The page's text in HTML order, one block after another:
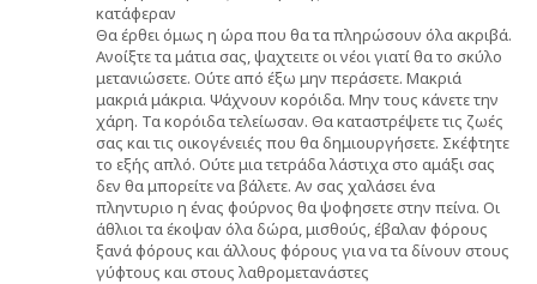
κατάφεραν
Θα έρθει όμως η ώρα που θα τα πληρώσουν όλα ακριβά.
Ανοίξτε τα μάτια σας, ψαχτειτε οι νέοι γιατί θα το σκύλο
μετανιώσετε. Ούτε από έξω μην περάσετε. Μακριά
μακριά μάκρια. Ψάχνουν κορόιδα. Μην τους κάνετε την
χάρη. Τα κορόιδα τελείωσαν. Θα καταστρέψετε τις ζωές
σας και τις οικογένειές που θα δημιουργήσετε. Σκέφτητε
το εξής απλό. Ούτε μια τετράδα λάστιχα στο αμάξι σας
δεν θα μπορείτε να βάλετε. Αν σας χαλάσει ένα
πληντυριο η ένας φούρνος θα ψοφησετε στην πείνα. Οι
άθλιοι τα έκοψαν όλα δώρα, μισθούς, έβαλαν φόρους
ξανά φόρους και άλλους φόρους για να τα δίνουν στους
γύφτους και στους λαθρομετανάστες